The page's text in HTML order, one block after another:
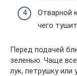
Отварной
чего
Перед подачей
зеленью. Чаще
лук, петрушку